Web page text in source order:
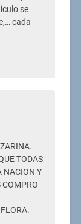
se
cada
TODAS
NACION Y
COMPRO